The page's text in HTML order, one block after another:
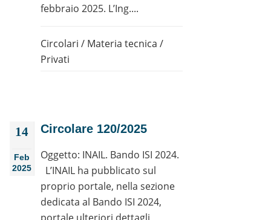
febbraio 2025. L’Ing....
Circolari / Materia tecnica /
Privati
14
Feb
2025
Circolare 120/2025
Oggetto: INAIL. Bando ISI 2024.
L’INAIL ha pubblicato sul
proprio portale, nella sezione
dedicata al Bando ISI 2024,